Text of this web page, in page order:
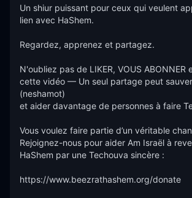
Un shiur puissant pour ceux qui veulent
lien avec HaShem.
Regardez, apprenez et partagez.
N'oubliez pas de LIKER, VOUS ABONNER
cette vidéo — Un seul partage peut
(neshamot)
et aider davantage de personnes à faire
Vous voulez faire partie d’un véritable
Rejoignez-nous pour aider Am Israël à
HaShem par une Techouva sincère :
https://www.beezrathashem.org/donate